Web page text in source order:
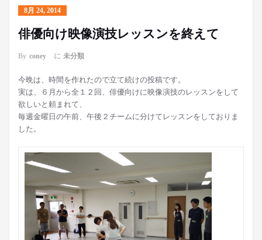
8月 24, 2014
俳優向け映像演技レッスンを終えて
By coney に 未分類
今晩は、時間を作れたので立て続けの投稿です。
実は、６月から全１２回、俳優向けに映像演技のレッスンをして
欲しいと頼まれて、
毎週金曜日の午前、午後２チームに分けてレッスンをしておりま
した。